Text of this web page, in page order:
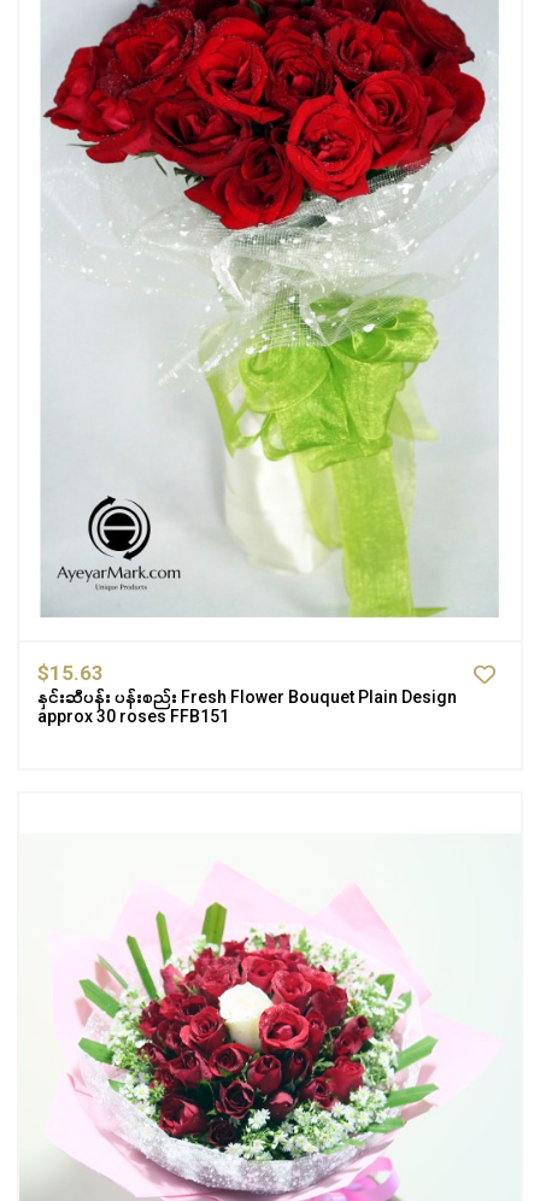
$15.63
နှင်းဆီပန်း ပန်းစည်း Fresh Flower Bouquet Plain Design
approx 30 roses FFB151